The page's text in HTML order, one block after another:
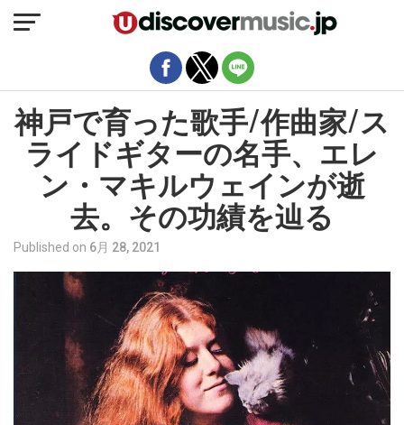
神戸で育った歌手/作曲家/ス
ライドギターの名手、エレ
ン・マキルウェインが逝
去。その功績を辿る
Published on 6月 28, 2021
モバイルバージョンを終了